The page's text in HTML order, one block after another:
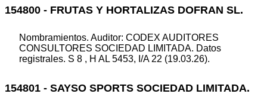
154800 - FRUTAS Y HORTALIZAS DOFRAN SL.
Nombramientos. Auditor: CODEX AUDITORES
CONSULTORES SOCIEDAD LIMITADA. Datos
registrales. S 8 , H AL 5453, I/A 22 (19.03.26).
154801 - SAYSO SPORTS SOCIEDAD LIMITADA.